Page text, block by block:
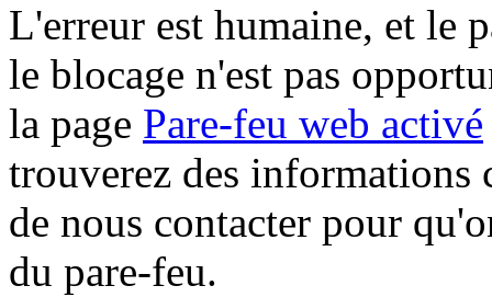
L'erreur est humaine, et le
le blocage n'est pas
la page Pare-feu web activé
trouverez des informations
de nous contacter pour
du pare-feu.